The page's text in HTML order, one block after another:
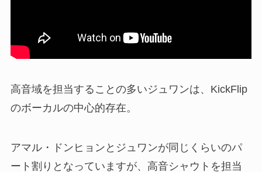
高音域を担当することの多いジュワンは、KickFlip
のボーカルの中心的存在。
アマル・ドンヒョンとジュワンが同じくらいのパ
ート割りとなっていますが、高音シャウトを担当